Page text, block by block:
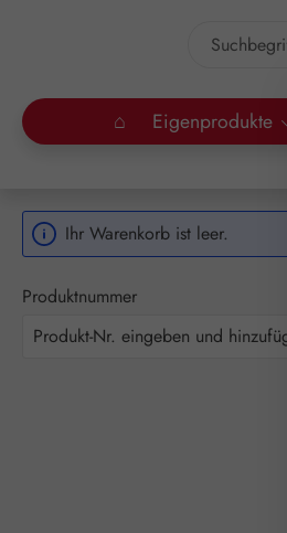
⌂ Eigenprodukte
Ihr Warenkorb ist leer.
Produktnummer